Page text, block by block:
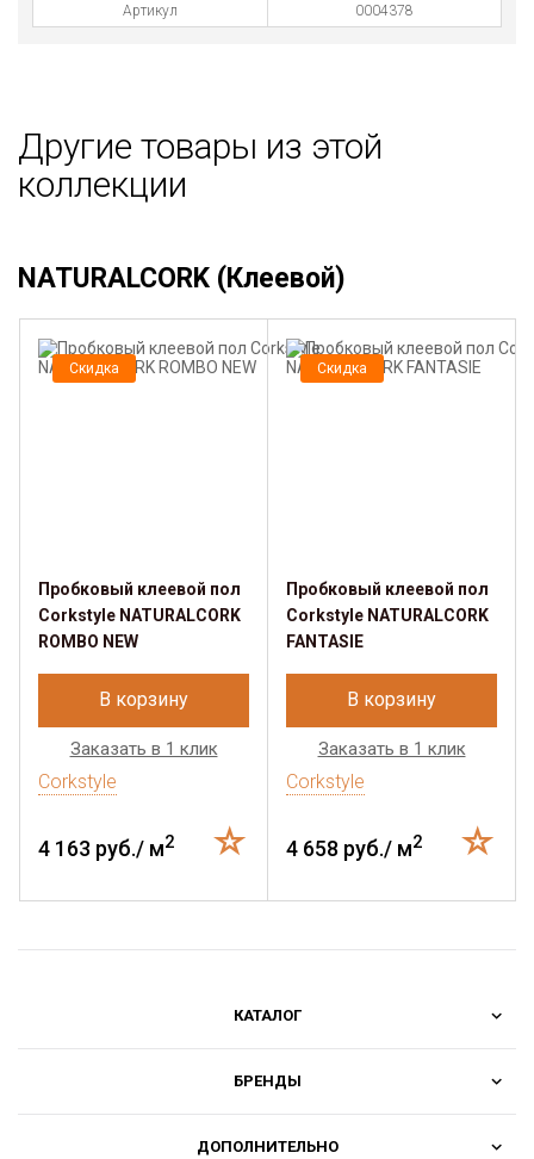
Артикул 0004378
Другие товары из этой
коллекции
NATURALCORK (Клеевой)
Скидка
Пробковый клеевой пол
Corkstyle NATURALCORK
ROMBO NEW
В корзину
Заказать в 1 клик
Corkstyle
4 163 руб./ м2
Скидка
Пробковый клеевой пол
Corkstyle NATURALCORK
FANTASIE
В корзину
Заказать в 1 клик
Corkstyle
4 658 руб./ м2
КАТАЛОГ
БРЕНДЫ
ДОПОЛНИТЕЛЬНО